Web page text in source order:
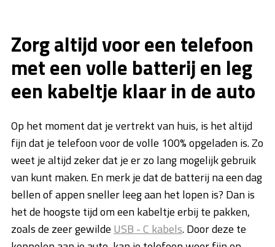
Zorg altijd voor een telefoon
met een volle batterij en leg
een kabeltje klaar in de auto
Op het moment dat je vertrekt van huis, is het altijd
fijn dat je telefoon voor de volle 100% opgeladen is. Zo
weet je altijd zeker dat je er zo lang mogelijk gebruik
van kunt maken. En merk je dat de batterij na een dag
bellen of appen sneller leeg aan het lopen is? Dan is
het de hoogste tijd om een kabeltje erbij te pakken,
zoals de zeer gewilde USB - C kabels. Door deze te